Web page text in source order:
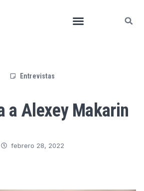
Entrevistas
a Alexey Makarin
febrero 28, 2022